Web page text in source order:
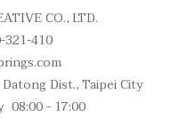
CO., LTD.
321-410
Dist., Taipei City
08:00 - 17:00